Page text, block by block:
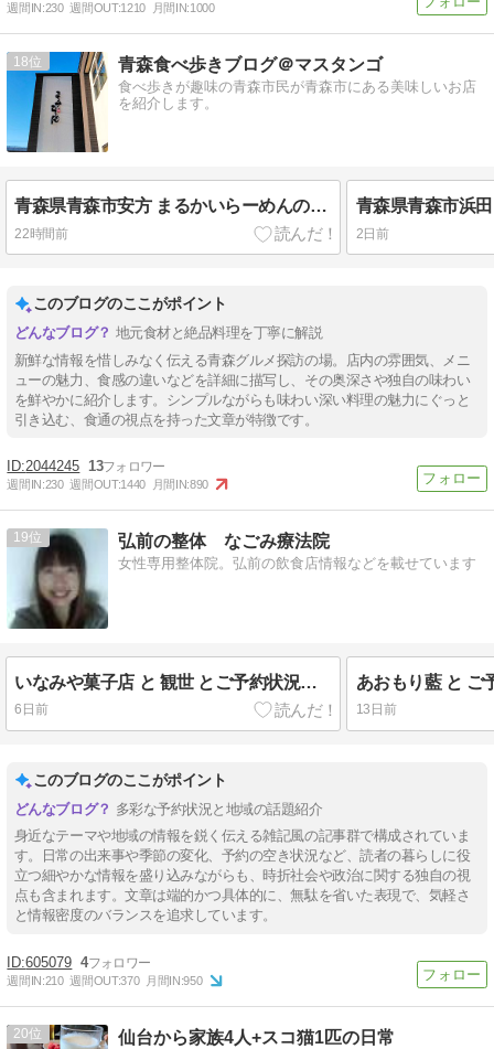
週間IN:230 週間OUT:1210 月間IN:1000
18 青森食べ歩きブログ＠マスタンゴ
食べ歩きが趣味の青森市民が青森市にある美味しいお店
を紹介します。
青森県青森市安方 まるかいらーめんの醤油らーめん 中
22時間前 2日前
このブログのここがポイント
地元食材と絶品料理を丁寧に解説
新鮮な情報を惜しみなく伝える青森グルメ探訪の場。店内の雰囲気、メニ
ューの魅力、食感の違いなどを詳細に描写し、その奥深さや独自の味わい
を鮮やかに紹介します。シンプルながらも味わい深い料理の魅力にぐっと
引き込む、食通の視点を持った文章が特徴です。
2044245 13
週間IN:230 週間OUT:1440 月間IN:890
19 弘前の整体 なごみ療法院
女性専用整体院。弘前の飲食店情報などを載せています
いなみや菓子店 と 観世 とご予約状況（3～22日）
6日前
あおもり藍 と ご
13日前
このブログのここがポイント
多彩な予約状況と地域の話題紹介
身近なテーマや地域の情報を鋭く伝える雑記風の記事群で構成されていま
す。日常の出来事や季節の変化、予約の空き状況など、読者の暮らしに役
立つ細やかな情報を盛り込みながらも、時折社会や政治に関する独自の視
点も含まれます。文章は端的かつ具体的に、無駄を省いた表現で、気軽さ
と情報密度のバランスを追求しています。
605079 4
週間IN:210 週間OUT:370 月間IN:950
20 仙台から家族4人+スコ猫1匹の日常